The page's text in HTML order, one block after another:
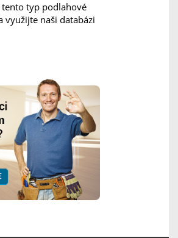
typ podlahové
využijte naši databázi